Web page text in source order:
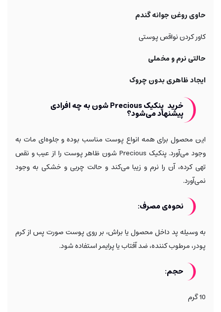
حاوی روغن جوانه گندم
کاور کردن نواقص پوستی
حالتی نرم و مخملی
ایجاد ظاهری بدون چروک
خرید پنکیک Precious شون به چه افرادی
پیشنهاد می‌شود؟
این محصول برای همه انواع پوست مناسب بوده و جلوه‌ای مات به
وجود می‌آورد. پنکیک Precious شون ظاهر پوست را از عیب و نقص
تهی کرده، آن را نرم و زیبا می‌کند و حالت چربی و خشکی به وجود
نمی‌آورد.
نحوه‌ی مصرف:
به وسیله پد داخل محصول یا براش، بر روی پوست صورت پس از کرم
پودر، مرطوب کننده، ضد آفتاب یا پرایمر استفاده شود.
حجم:
10 گرم